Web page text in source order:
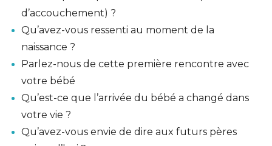
d’accouchement) ?
Qu’avez-vous ressenti au moment de la
naissance ?
Parlez-nous de cette première rencontre avec
votre bébé
Qu’est-ce que l’arrivée du bébé a changé dans
votre vie ?
Qu’avez-vous envie de dire aux futurs pères